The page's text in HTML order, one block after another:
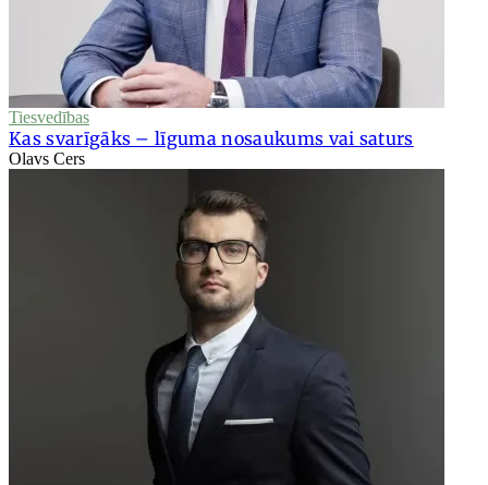
Tiesvedības
Kas svarīgāks – līguma nosaukums vai saturs
Olavs Cers